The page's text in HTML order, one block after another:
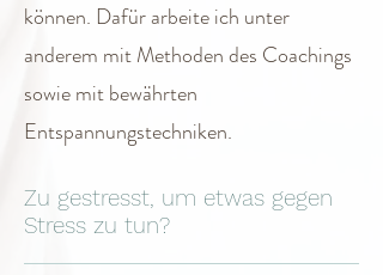
können. Dafür arbeite ich unter
anderem mit Methoden des Coachings
sowie mit bewährten
Entspannungstechniken.
Zu gestresst, um etwas gegen
Stress zu tun?